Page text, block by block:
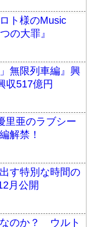
ト様のMusic
の大罪』
無限列車編』興
517億円
里亜のラブシー
解禁！
す特別な時間の
月公開
のか？ ウルト